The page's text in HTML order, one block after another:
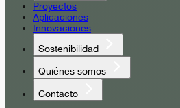
Proyectos
Aplicaciones
Innovaciones
Sostenibilidad
Quiénes somos
Contacto